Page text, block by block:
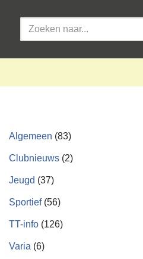
Algemeen (83)
Clubnieuws (2)
Jeugd (37)
Sportief(56)
TT-info (126)
Varia (6)